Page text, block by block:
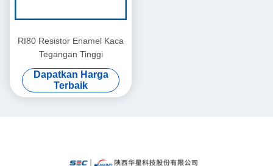
RI80 Resistor Enamel Kaca
Tegangan Tinggi
Dapatkan Harga
Terbaik